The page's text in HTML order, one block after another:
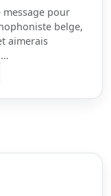
message pour
belge,
aimerais